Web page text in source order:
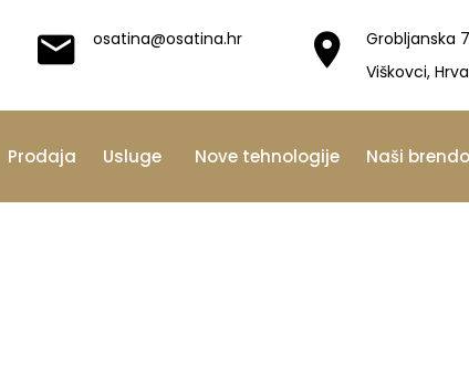
osatina@osatina.hr
Grobljanska
Viškovci,
Prodaja Usluge Nove tehnologije Naši